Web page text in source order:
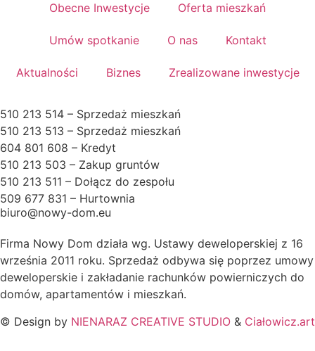
Obecne Inwestycje Oferta mieszkań
Umów spotkanie O nas Kontakt
Aktualności Biznes Zrealizowane inwestycje
510 213 514 – Sprzedaż mieszkań
510 213 513 – Sprzedaż mieszkań
604 801 608 – Kredyt
510 213 503 – Zakup gruntów
510 213 511 – Dołącz do zespołu
509 677 831 – Hurtownia
biuro@nowy-dom.eu
Firma Nowy Dom działa wg. Ustawy deweloperskiej z 16
września 2011 roku. Sprzedaż odbywa się poprzez umowy
deweloperskie i zakładanie rachunków powierniczych do
domów, apartamentów i mieszkań.
© Design by NIENARAZ CREATIVE STUDIO & Ciałowicz.art